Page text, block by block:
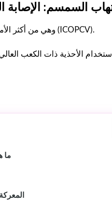
السمسم:
وهي من أكثر وفقًا للكلية اللامعة لأطباء الأقدام في مجتمع فالنسيا (ICOPCV).
الأحذية ذات الكعب
ما